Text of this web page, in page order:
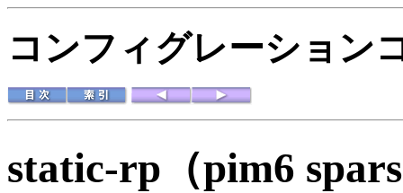
コンフィグレーション
static-rp（pim6